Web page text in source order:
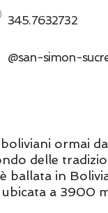
345.7632732
@san-simon-
ormai
delle
ballata in
a 3900